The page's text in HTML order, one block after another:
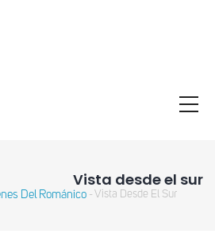
Vista desde el sur
Del Románico - Vista Desde El Sur